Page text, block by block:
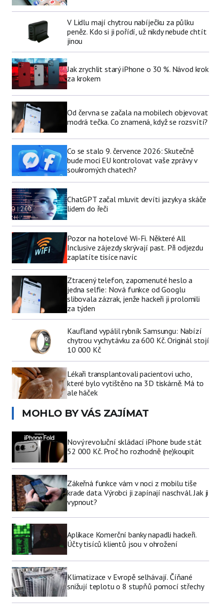
V Lidlu mají chytrou nabíječku za půlku
peněz. Kdo si ji pořídí, už nikdy nebude chtít
jinou
Jak zrychlit starý iPhone o 30 %. Návod krok
za krokem
Od června se začala na mobilech objevovat
modrá tečka. Co znamená, když se rozsvítí?
Co se stalo 9. července 2026: Skutečně
bude moci EU kontrolovat vaše zprávy v
soukromých chatech?
ChatGPT začal mluvit devíti jazyky a skáče
lidem do řeči
Pozor na hotelové Wi-Fi. Některé All
Inclusive zájezdy skrývají past. Při odjezdu
zaplatíte tisíce navíc
Ztracený telefon, zapomenuté heslo a
jedna selfie: Nová funkce od Googlu
slibovala zázrak, jenže hackeři ji prolomili
za týden
Kaufland vypálil rybník Samsungu: Nabízí
chytrou vychytávku za 600 Kč. Originál stojí
10 000 Kč
Lékaři transplantovali pacientovi ucho,
které bylo vytištěno na 3D tiskárně. Má to
ale háček
MOHLO BY VÁS ZAJÍMAT
Nový revoluční skládací iPhone bude stát
52 000 Kč. Proč ho rozhodně (ne)koupit
Zákeřná funkce vám v noci z mobilu tiše
krade data. Výrobci ji zapínají naschvál. Jak ji
vypnout?
Aplikace Komerční banky napadli hackeři.
Účty tisíců klientů jsou v ohrožení
Klimatizace v Evropě selhávají. Číňané
snižují teplotu o 8 stupňů pomocí střechy